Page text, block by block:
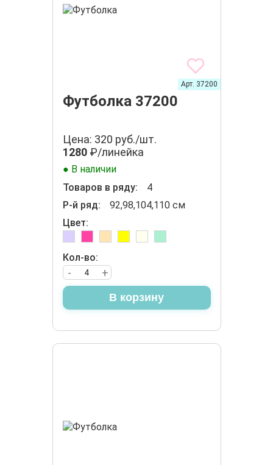
Футболка 37200
Арт. 37200
Цена: 320 руб./шт.
1280₽/линейка
● В наличии
Товаров в ряду:
4
Р-й ряд:
92,98,104,110 см
Цвет:
Кол-во:
+
-
В корзину